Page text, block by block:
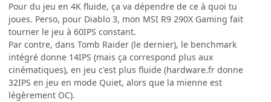
Pour du jeu en 4K fluide, ça va dépendre de ce à quoi tu
joues. Perso, pour Diablo 3, mon MSI R9 290X Gaming fait
tourner le jeu à 60IPS constant.
Par contre, dans Tomb Raider (le dernier), le benchmark
intégré donne 14IPS (mais ça correspond plus aux
cinématiques), en jeu c'est plus fluide (hardware.fr donne
32IPS en jeu en mode Quiet, alors que la mienne est
légèrement OC).